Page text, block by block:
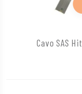
Cavo SAS